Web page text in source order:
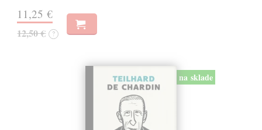
11,25 €
12,50 € ?
na sklade